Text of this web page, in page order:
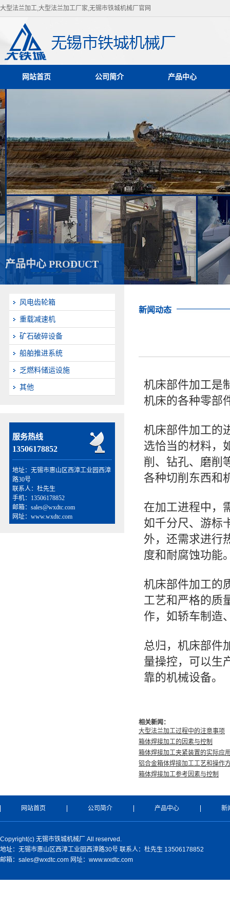
大型法兰加工,大型法兰加工厂家,无锡市铁城机械厂官网
网站首页 公司简介 产品中心
产品中心 PRODUCT
风电齿轮箱
重载减速机
矿石破碎设备
船舶推进系统
乏燃料储运设施
其他
服务热线
13506178852
地址：无锡市惠山区西漳工业园西漳
路30号
联系人：杜先生
手机：13506178852
邮箱：sales@wxdtc.com
网址：www.wxdtc.com
新闻动态
机床部件加工是
机床的各种零部
机床部件加工的
选恰当的材料，
削、钻孔、磨削
各种切削东西和
在加工进程中，
如千分尺、游标
外，还需求进行
度和耐腐蚀功能
机床部件加工的
工艺和严格的质
作，如轿车制造
总归，机床部件
量操控，可以生
靠的机械设备。
相关新闻：
大型法兰加工过程中的注意事项
箱体焊接加工的因素与控制
箱体焊接加工夹紧装置的实际应
铝合金箱体焊接加工工艺和操作
箱体焊接加工参考因素与控制
网站首页 公司简介 产品中心 新
Copyright(c) 无锡市铁城机械厂 All reserved.
地址：无锡市惠山区西漳工业园西漳路30号 联系人：杜先生 13506178852
邮箱：sales@wxdtc.com 网址：www.wxdtc.com